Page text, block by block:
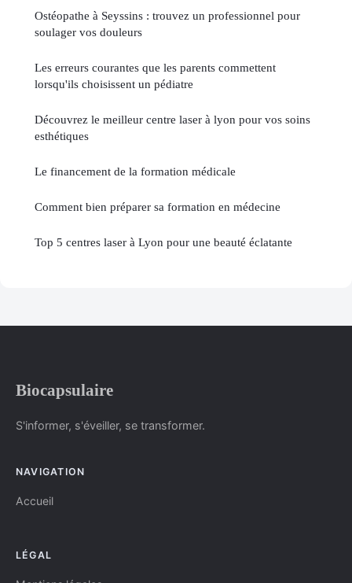
Ostéopathe à Seyssins : trouvez un professionnel pour
soulager vos douleurs
Les erreurs courantes que les parents commettent
lorsqu'ils choisissent un pédiatre
Découvrez le meilleur centre laser à lyon pour vos soins
esthétiques
Le financement de la formation médicale
Comment bien préparer sa formation en médecine
Top 5 centres laser à Lyon pour une beauté éclatante
Biocapsulaire
S'informer, s'éveiller, se transformer.
NAVIGATION
Accueil
LÉGAL